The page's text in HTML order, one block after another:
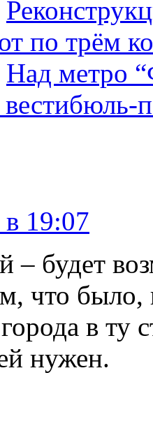
по трём
Над метро
19:07
– будет
что было,
в ту
нужен.